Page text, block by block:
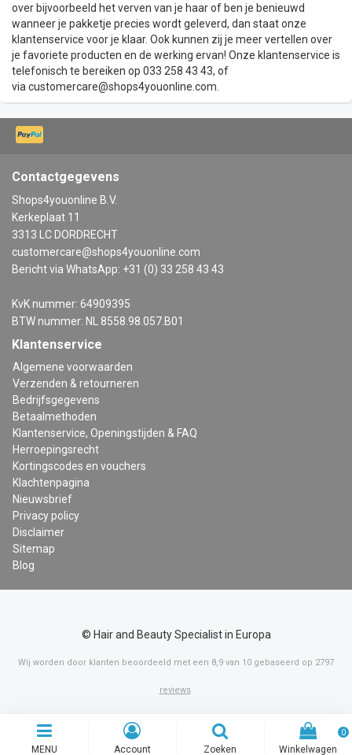
over bijvoorbeeld het verven van je haar of ben je benieuwd
wanneer je pakketje precies wordt geleverd, dan staat onze
klantenservice voor je klaar. Ook kunnen zij je meer vertellen over
je favoriete producten en de werking ervan! Onze klantenservice is
telefonisch te bereiken op 033 258 43 43, of
viacustomercare@shops4youonline.com.
Contactgegevens
Shops4youonline B.V.
Kerkeplaat 11
3313 LC DORDRECHT
customercare@shops4youonline.com
Bericht via WhatsApp: +31 (0) 33 258 43 43
KvK nummer: 64909395
BTW nummer: NL 8558.98.057.B01
Klantenservice
Algemene voorwaarden
Verzenden & retourneren
Bedrijfsgegevens
Betaalmethoden
Klantenservice, Openingstijden & FAQ
Herroepingsrecht
Kortingscodes en vouchers
Klachtenpagina
Nieuwsbrief
Privacy policy
Disclaimer
Sitemap
Blog
MENU Account Zoeken Winkelwagen
0
© Hair and Beauty Specialist in Europa
Wij worden door klanten beoordeeld met een 8,9 van 10 gebaseerd op 2797
reviews.